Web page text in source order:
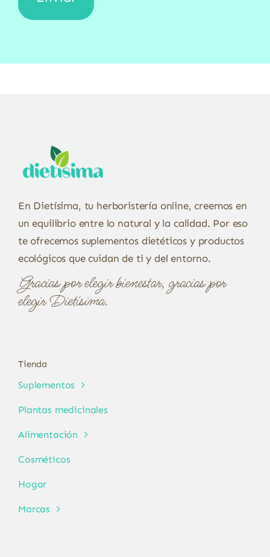
En Dietísima, tu herboristería online, creemos en
un equilibrio entre lo natural y la calidad. Por eso
te ofrecemos suplementos dietéticos y productos
ecológicos que cuidan de ti y del entorno.
Gracias por elegir bienestar, gracias por
elegir Dietísima.
Tienda
Suplementos
Plantas medicinales
Alimentación
Cosméticos
Hogar
Marcas